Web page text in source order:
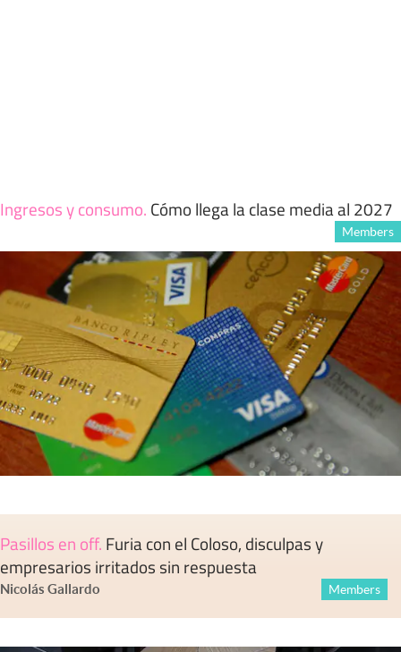
Ingresos y consumo. Cómo llega la clase media al 2027
Members
Pasillos en off. Furia con el Coloso, disculpas y
empresarios irritados sin respuesta
Nicolás Gallardo Members